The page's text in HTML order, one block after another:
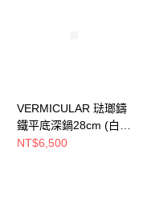
VERMICULAR 琺瑯鑄
鐵平底深鍋28cm (白橡
木)
NT$6,500